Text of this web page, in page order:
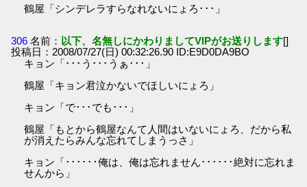
鶴屋「シンデレラすらなれないにょろ･･･」
306 名前： 以下、名無しにかわりましてVIPがお送りします[]
投稿日：2008/07/27(日) 00:32:26.90 ID:E9D0DA9BO
キョン「･･･う･･･うぁ･･･」
鶴屋「キョン君泣かないでほしいにょろ」
キョン「で･･･でも･･･」
鶴屋「もとから鶴屋なんて人間はいないにょろ、だから私
が消えたらみんな忘れてしまうっさ」
キョン「･･････俺は、俺は忘れません･･････絶対に忘れま
せんから」